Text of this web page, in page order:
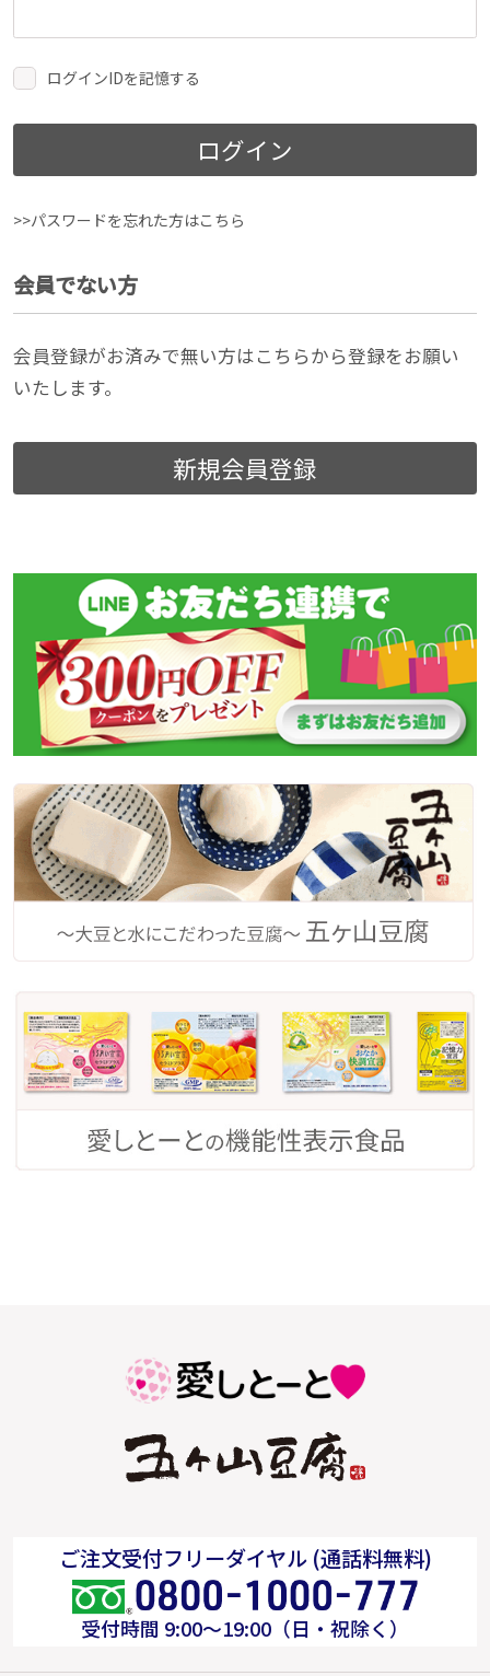
ログインIDを記憶する
ログイン
>>パスワードを忘れた方はこちら
会員でない方
会員登録がお済みで無い方はこちらから登録をお願い
いたします。
新規会員登録
ご注文受付フリーダイヤル (通話料無料)
受付時間 9:00～19:00（日・祝除く）